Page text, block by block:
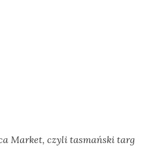
Market, czyli tasmański targ